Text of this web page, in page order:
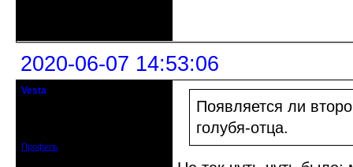
2020-06-07 14:53:06
Vesta
Профиль
Появляется ли
голубя-отца.